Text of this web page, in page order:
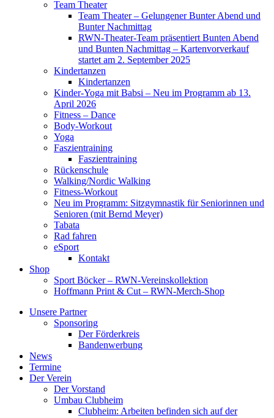
Team Theater
Team Theater – Gelungener Bunter Abend und
Bunter Nachmittag
RWN-Theater-Team präsentiert Bunten Abend
und Bunten Nachmittag – Kartenvorverkauf
startet am 2. September 2025
Kindertanzen
Kindertanzen
Kinder-Yoga mit Babsi – Neu im Programm ab 13.
April 2026
Fitness – Dance
Body-Workout
Yoga
Faszientraining
Faszientraining
Rückenschule
Walking/Nordic Walking
Fitness-Workout
Neu im Programm: Sitzgymnastik für Seniorinnen und
Senioren (mit Bernd Meyer)
Tabata
Rad fahren
eSport
Kontakt
Shop
Sport Böcker – RWN-Vereinskollektion
Hoffmann Print & Cut – RWN-Merch-Shop
Unsere Partner
Sponsoring
Der Förderkreis
Bandenwerbung
News
Termine
Der Verein
Der Vorstand
Umbau Clubheim
Clubheim: Arbeiten befinden sich auf der